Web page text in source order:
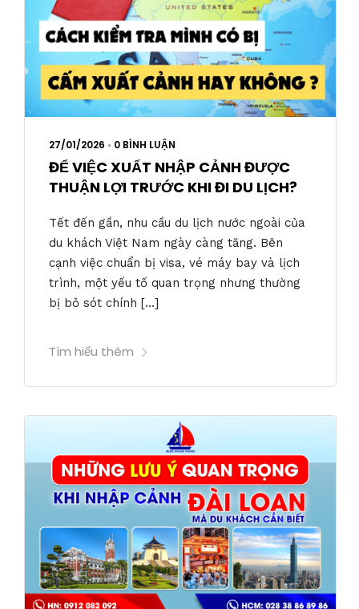
27/01/2026 • 0 BÌNH LUẬN
ĐỂ VIỆC XUẤT NHẬP CẢNH ĐƯỢC
THUẬN LỢI TRƯỚC KHI ĐI DU LỊCH?
Tết đến gần, nhu cầu du lịch nước ngoài của
du khách Việt Nam ngày càng tăng. Bên
cạnh việc chuẩn bị visa, vé máy bay và lịch
trình, một yếu tố quan trọng nhưng thường
bị bỏ sót chính […]
Tìm hiểu thêm